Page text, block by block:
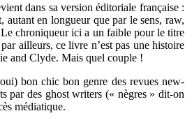
dans sa version éditoriale française :
autant en longueur que par le sens, raw,
chroniqueur ici a un faible pour le titre
ailleurs, ce livre n’est pas une histoire
and Clyde. Mais quel couple !
bon chic bon genre des revues new-
par des ghost writers (« nègres » dit-on
médiatique.